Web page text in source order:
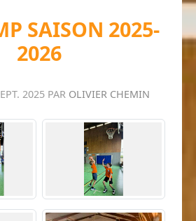
SAISON 2025-
2026
2025 PAR OLIVIER CHEMIN